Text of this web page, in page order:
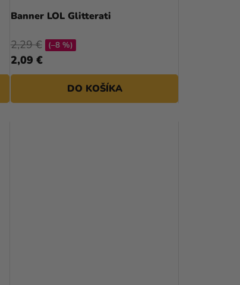
D
U
K
T
O
Banner LOL Glitterati
2,09 €
2,29 € (–8 %)
DO KOŠÍKA